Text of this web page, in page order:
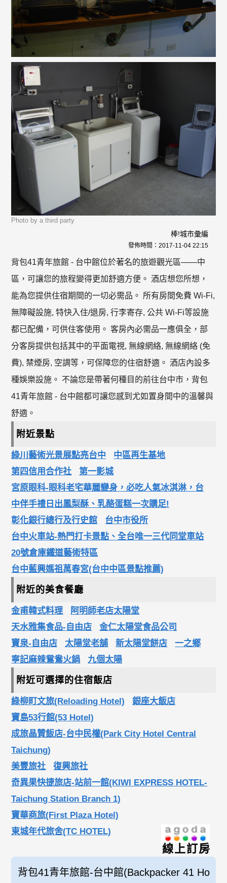
Photo by a third party
棒!城市彙編
發佈時間： 2017-11-04 22:15
背包41青年旅館 - 台中館位於著名的旅遊觀光區——中
區，可讓您的旅程變得更加舒適方便。 酒店想您所想，
能為您提供住宿期間的一切必需品。 所有房間免費 Wi-Fi,
無障礙設施, 特快入住/退房, 行李寄存, 公共 Wi-Fi等設施
都已配備，可供住客使用。 客房內必需品一應俱全，部
分客房提供包括其中的平面電視, 無線網絡, 無線網絡 (免
費), 禁煙房, 空調等，可保障您的住宿舒適。 酒店內設多
種娛樂設施。 不論您是帶著何種目的前往台中市，背包
41青年旅館 - 台中館都可讓您感到尤如置身間中的溫馨與
舒適。
附近景點
綠川藝術光景展點亮台中
中區再生基地
第四信用合作社
第一影城
宮原眼科-眼科老宅華麗變身，必吃人氣冰淇淋，台
中伴手禮日出鳳梨酥、乳酪蛋糕一次購足!
彰化銀行總行及行史館
台中市役所
台中火車站-熱門打卡景點、全台唯一三代同堂車站
20號倉庫鐵道藝術特區
台中藍興媽祖萬春宮(台中中區景點推薦)
附近的美食餐廳
金甫韓式料理
阿明師老店太陽堂
天水雅集食品-自由店
金仁太陽堂食品公司
寶泉-自由店
太陽堂老舖 新太陽堂餅店
一之鄉
寧記麻辣鴛鴦火鍋
九個太陽
附近可選擇的住宿飯店
綠柳町文旅(Reloading Hotel)
銀座大飯店
寶島53行館(53 Hotel)
成旅晶贊飯店-台中民權(Park City Hotel Central
Taichung)
美豐旅社
復興旅社
奇異果快捷旅店-站前一館(KIWI EXPRESS HOTEL-
Taichung Station Branch 1)
寶華商旅(First Plaza Hotel)
東城年代旅舍(TC HOTEL)
線上訂房
背包41青年旅館-台中館(Backpacker 41 Ho